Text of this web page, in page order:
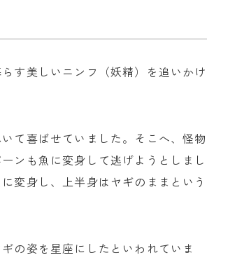
す美しいニンフ（妖精）を追いかけ
て喜ばせていました。そこへ、怪物
ンも魚に変身して逃げようとしまし
変身し、上半身はヤギのままという
の姿を星座にしたといわれていま